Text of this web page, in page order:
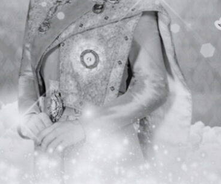
หัวหน้ากลุ่มสาระ
นายพิศาล ทอง